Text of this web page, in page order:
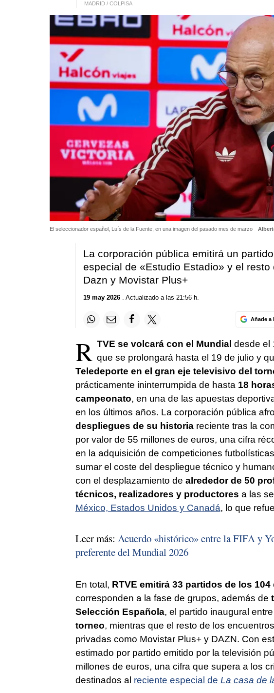
MADRID / COLPISA
El seleccionador español, Luís de la Fuente, en una imagen del pasado mes de marzo
La corporación pública emitirá un
especial de «Estudio Estadio» y el
Dazn y Movistar Plus+
19 may 2026. Actualizado a las 21:56 h.
Añade a
R TVE se volcará con el Mundial desde el
que se prolongará hasta el 19 de julio y
Teledeporte en el gran eje televisivo del
prácticamente ininterrumpida de hasta 18
campeonato, en una de las apuestas
en los últimos años. La corporación pública
despliegues de su historiareciente tras la
por valor de 55 millones de euros, una cifra
en la adquisición de competiciones
sumar el coste del despliegue técnico y
con el desplazamiento de alrededor de 50
técnicos, realizadores y productores a las
México, Estados Unidos y Canadá, lo que
Leer más: Acuerdo «histórico» entre la FIFA y
preferente del Mundial 2026
En total, RTVE emitirá 33 partidos de los 104
corresponden a la fase de grupos, además de
Selección Española, el partido inaugural
torneo, mientras que el resto de los
privadas como Movistar Plus+ y DAZN. Con
estimado por partido emitido por la televisión
millones de euros, una cifra que supera a los
destinados al reciente especial de La casa de